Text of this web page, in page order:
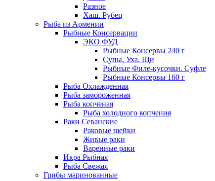
Разное
Хаш. Рубец
Рыба из Армении
Рыбные Консервации
ЭКО ФУД
Рыбные Консервы 240 г
Супы. Уха. Щи
Рыбные Филе-кусочки. Суфле
Рыбные Консервы 160 г
Рыба Охлажденная
Рыба замороженная
Рыба копченая
Рыба холодного копчения
Раки Севанские
Раковые шейки
Живые раки
Варенные раки
Икра Рыбная
Рыба Свежая
Грибы маринованные